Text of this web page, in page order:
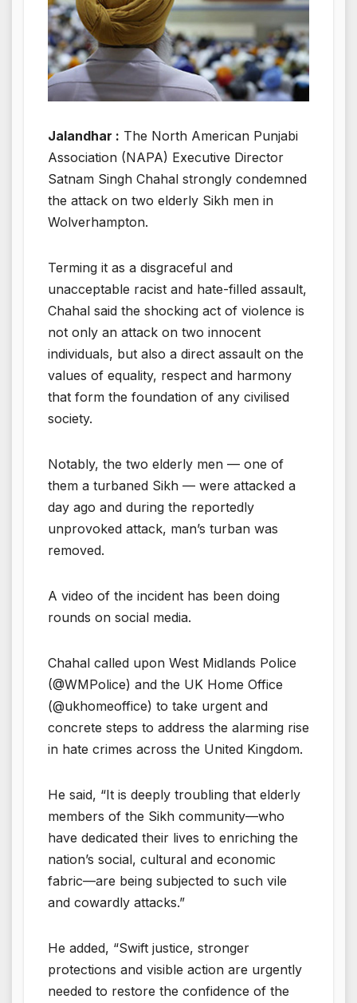
Jalandhar : The North American Punjabi
Association (NAPA) Executive Director
Satnam Singh Chahal strongly condemned
the attack on two elderly Sikh men in
Wolverhampton.
Terming it as a disgraceful and
unacceptable racist and hate-filled assault,
Chahal said the shocking act of violence is
not only an attack on two innocent
individuals, but also a direct assault on the
values of equality, respect and harmony
that form the foundation of any civilised
society.
Notably, the two elderly men — one of
them a turbaned Sikh — were attacked a
day ago and during the reportedly
unprovoked attack, man’s turban was
removed.
A video of the incident has been doing
rounds on social media.
Chahal called upon West Midlands Police
(@WMPolice) and the UK Home Office
(@ukhomeoffice) to take urgent and
concrete steps to address the alarming rise
in hate crimes across the United Kingdom.
He said, “It is deeply troubling that elderly
members of the Sikh community—who
have dedicated their lives to enriching the
nation’s social, cultural and economic
fabric—are being subjected to such vile
and cowardly attacks.”
He added, “Swift justice, stronger
protections and visible action are urgently
needed to restore the confidence of the